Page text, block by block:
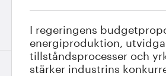
I regeringens
energiproduktion,
tillståndsprocesser och
stärker industrins